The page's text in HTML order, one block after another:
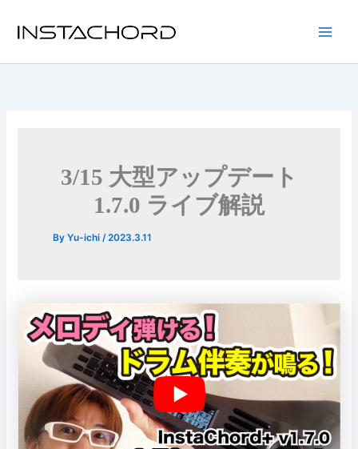
3/15 大型アップデート
1.7.0 ライブ解説
ByYu-ichi/2023.3.11